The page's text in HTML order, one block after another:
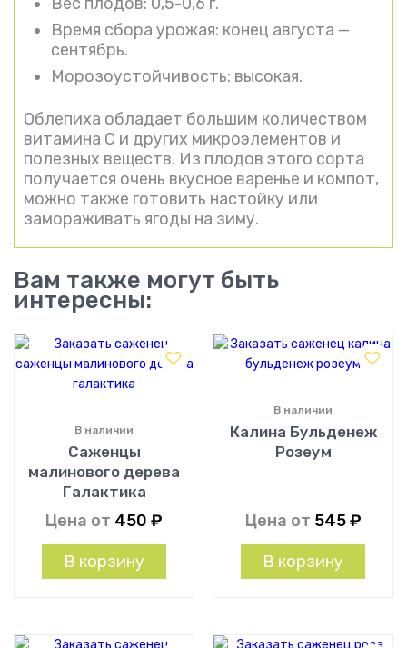
Время сбора урожая: конец августа —
сентябрь.
Морозоустойчивость: высокая.
Облепиха обладает большим количеством
витамина С и других микроэлементов и
полезных веществ. Из плодов этого сорта
получается очень вкусное варенье и компот,
можно также готовить настойку или
замораживать ягоды на зиму.
Вам также могут быть
интересны:
Саженцы
малинового дерева
Галактика
В наличии
Цена от 450 ₽
В корзину
Калина Бульденеж
Розеум
В наличии
Цена от 545₽
В корзину